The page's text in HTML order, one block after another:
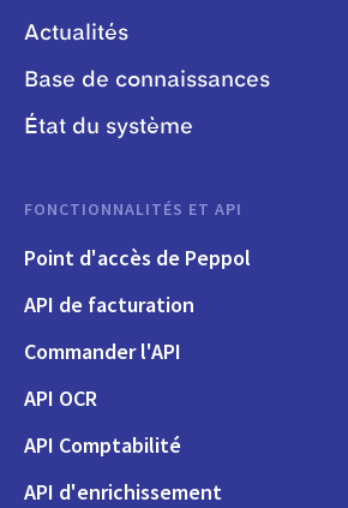
Actualités
Base de connaissances
État du système
FONCTIONNALITÉS ET API
Point d'accès de Peppol
API de facturation
Commander l'API
API OCR
API Comptabilité
API d'enrichissement